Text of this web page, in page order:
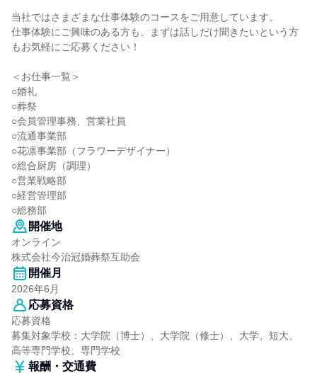
当社ではさまざまな仕事体験のコースをご用意しています。
仕事体験にご興味のある方も、まずは話しだけ聞きたいという方
もお気軽にご応募ください！
＜お仕事一覧＞
○婚礼
○葬祭
○会員管理事務、営業社員
○流通事業部
○花凛事業部（フラワーデザイナー）
○総合厨房（調理）
○営業戦略部
○経営管理部
○総務部
開催地
オンライン
株式会社今治冠婚葬祭互助会
開催月
2026年6月
応募資格
応募資格
募集対象学校：大学院（博士）、大学院（修士）、大学、短大、
高等専門学校、専門学校
報酬・交通費